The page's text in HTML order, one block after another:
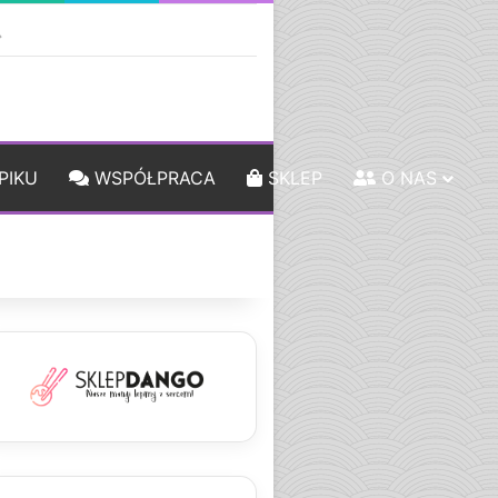
WSPÓŁPRACA SKLEP O NAS